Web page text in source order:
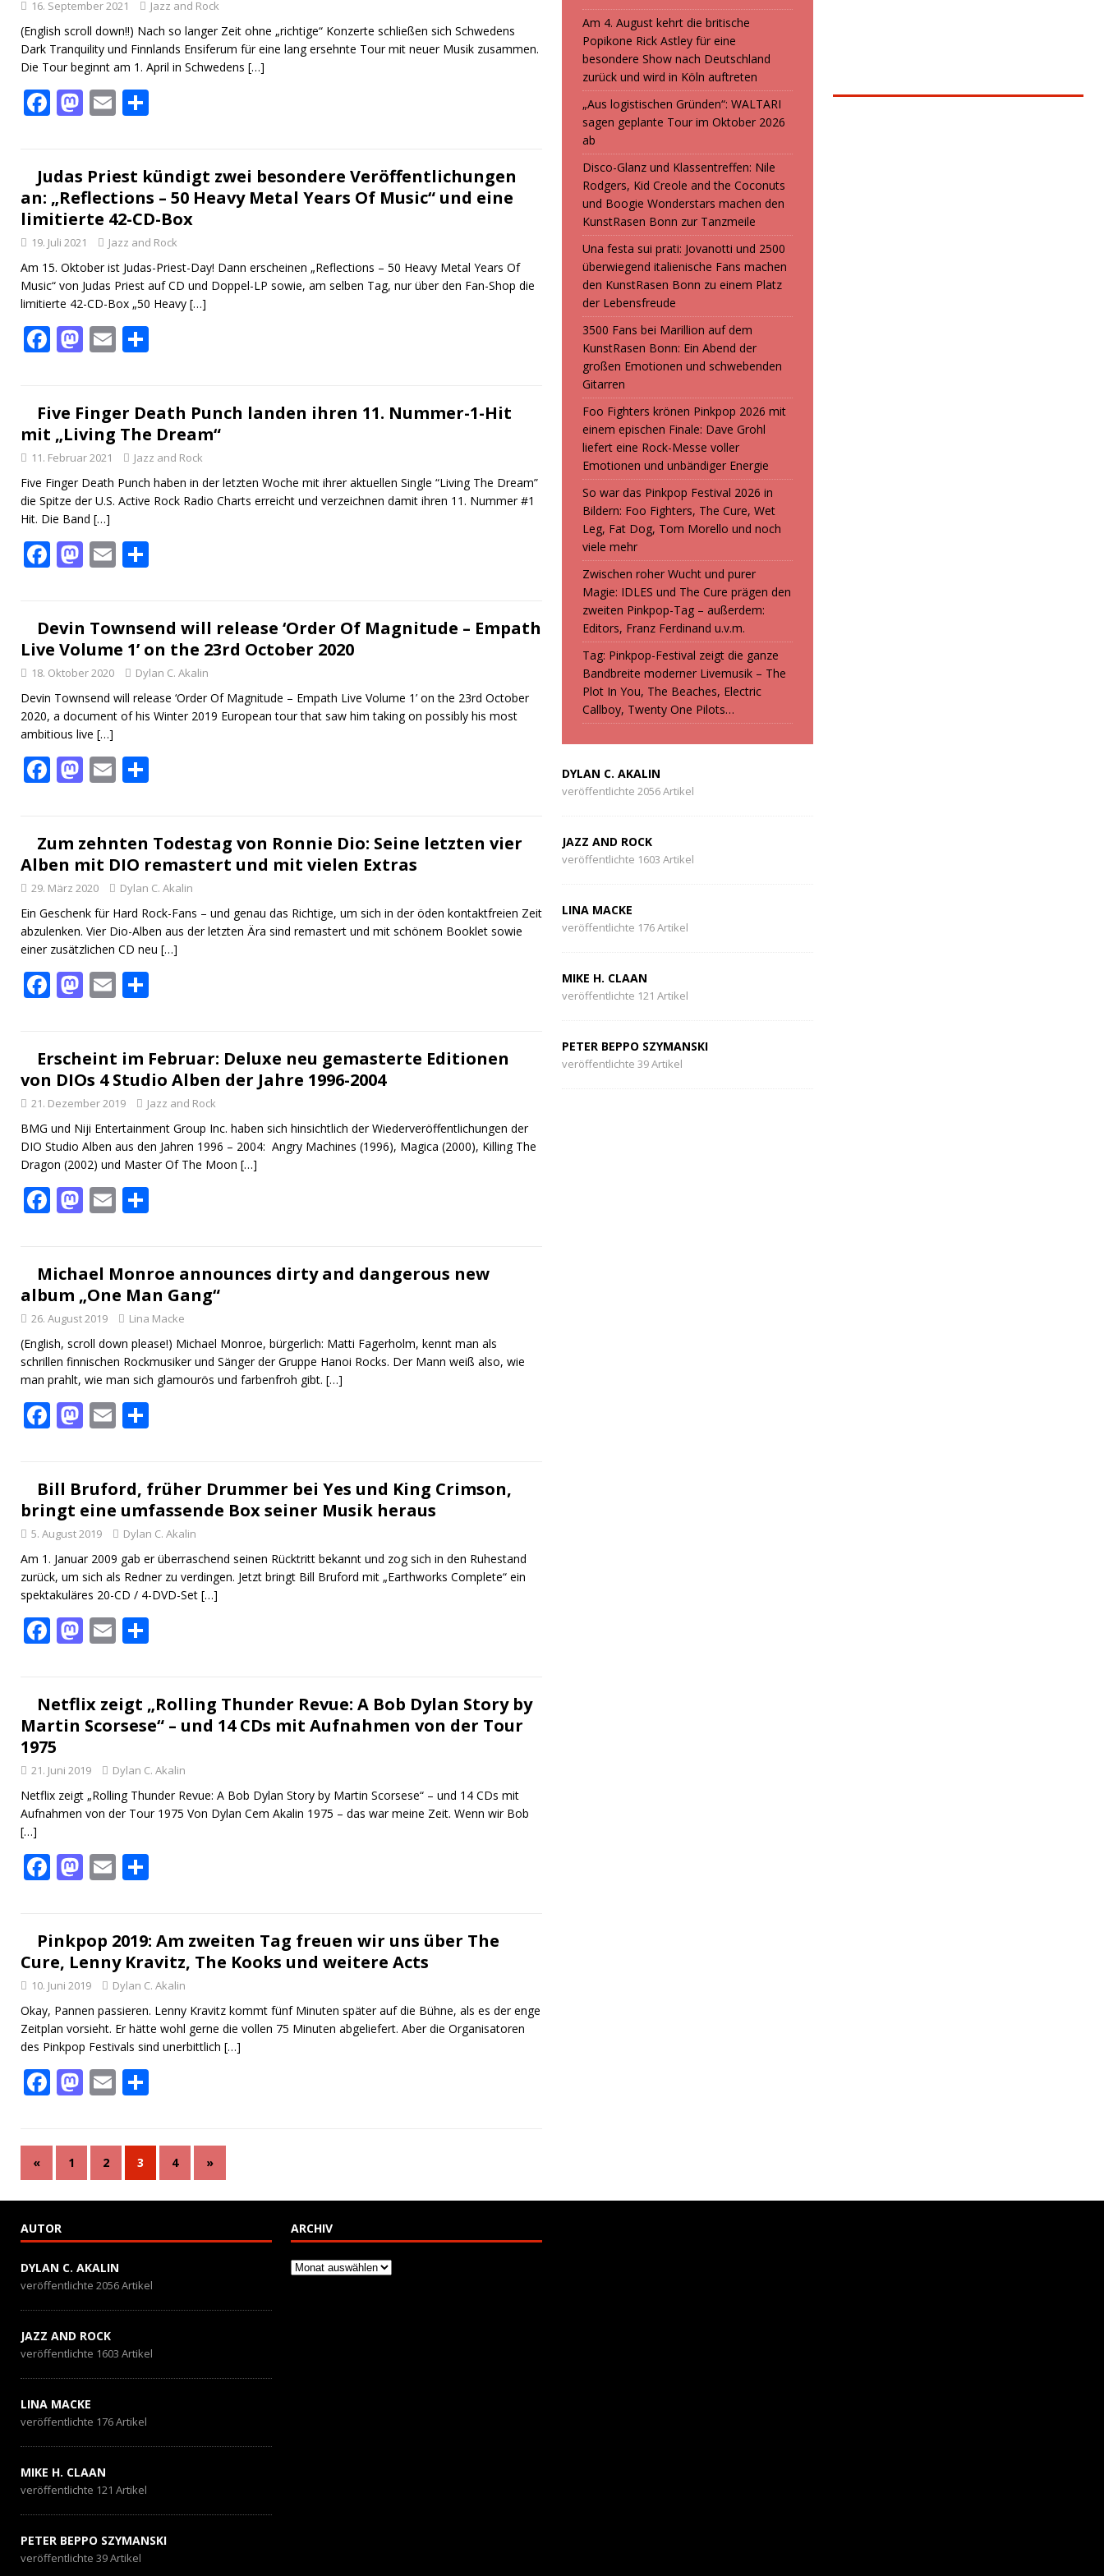
16. September 2021 Jazz and Rock
(English scroll down!!) Nach so langer Zeit ohne „richtige“ Konzerte schließen sich Schwedens
Dark Tranquility und Finnlands Ensiferum für eine lang ersehnte Tour mit neuer Musik zusammen.
Die Tour beginnt am 1. April in Schwedens […]
F
b
o
o
k
M
d
o
n
E
l n
Judas Priest kündigt zwei besondere Veröffentlichungen
an: „Reflections – 50 Heavy Metal Years Of Music“ und eine
limitierte 42-CD-Box
19. Juli 2021 Jazz and Rock
Am 15. Oktober ist Judas-Priest-Day! Dann erscheinen „Reflections – 50 Heavy Metal Years Of
Music“ von Judas Priest auf CD und Doppel-LP sowie, am selben Tag, nur über den Fan-Shop die
limitierte 42-CD-Box „50 Heavy […]
F
b
o
o
k
M
d
o
n
E
l n
Five Finger Death Punch landen ihren 11. Nummer-1-Hit
mit „Living The Dream“
11. Februar 2021 Jazz and Rock
Five Finger Death Punch haben in der letzten Woche mit ihrer aktuellen Single “Living The Dream”
die Spitze der U.S. Active Rock Radio Charts erreicht und verzeichnen damit ihren 11. Nummer #1
Hit. Die Band […]
F
b
o
o
k
M
d
o
n
E
l n
Devin Townsend will release ‘Order Of Magnitude – Empath
Live Volume 1’ on the 23rd October 2020
18. Oktober 2020 Dylan C. Akalin
Devin Townsend will release ‘Order Of Magnitude – Empath Live Volume 1’ on the 23rd October
2020, a document of his Winter 2019 European tour that saw him taking on possibly his most
ambitious live […]
F
b
o
o
k
M
d
o
n
E
l n
Zum zehnten Todestag von Ronnie Dio: Seine letzten vier
Alben mit DIO remastert und mit vielen Extras
29. März 2020 Dylan C. Akalin
Ein Geschenk für Hard Rock-Fans – und genau das Richtige, um sich in der öden kontaktfreien Zeit
abzulenken. Vier Dio-Alben aus der letzten Ära sind remastert und mit schönem Booklet sowie
einer zusätzlichen CD neu […]
F
b
o
o
k
M
d
o
n
E
l n
Erscheint im Februar: Deluxe neu gemasterte Editionen
von DIOs 4 Studio Alben der Jahre 1996-2004
21. Dezember 2019 Jazz and Rock
BMG und Niji Entertainment Group Inc. haben sich hinsichtlich der Wiederveröffentlichungen der
DIO Studio Alben aus den Jahren 1996 – 2004: Angry Machines (1996), Magica (2000), Killing The
Dragon (2002) und Master Of The Moon […]
F
b
o
o
k
M
d
o
n
E
l n
Michael Monroe announces dirty and dangerous new
album „One Man Gang“
26. August 2019 Lina Macke
(English, scroll down please!) Michael Monroe, bürgerlich: Matti Fagerholm, kennt man als
schrillen finnischen Rockmusiker und Sänger der Gruppe Hanoi Rocks. Der Mann weiß also, wie
man prahlt, wie man sich glamourös und farbenfroh gibt. […]
F
b
o
o
k
M
d
o
n
E
l n
Bill Bruford, früher Drummer bei Yes und King Crimson,
bringt eine umfassende Box seiner Musik heraus
5. August 2019 Dylan C. Akalin
Am 1. Januar 2009 gab er überraschend seinen Rücktritt bekannt und zog sich in den Ruhestand
zurück, um sich als Redner zu verdingen. Jetzt bringt Bill Bruford mit „Earthworks Complete“ ein
spektakuläres 20-CD / 4-DVD-Set […]
F
b
o
o
k
M
d
o
n
E
l n
Netflix zeigt „Rolling Thunder Revue: A Bob Dylan Story by
Martin Scorsese“ – und 14 CDs mit Aufnahmen von der Tour
1975
21. Juni 2019 Dylan C. Akalin
Netflix zeigt „Rolling Thunder Revue: A Bob Dylan Story by Martin Scorsese“ – und 14 CDs mit
Aufnahmen von der Tour 1975 Von Dylan Cem Akalin 1975 – das war meine Zeit. Wenn wir Bob
[…]
F
b
o
o
k
M
d
o
n
E
l n
Pinkpop 2019: Am zweiten Tag freuen wir uns über The
Cure, Lenny Kravitz, The Kooks und weitere Acts
10. Juni 2019 Dylan C. Akalin
Okay, Pannen passieren. Lenny Kravitz kommt fünf Minuten später auf die Bühne, als es der enge
Zeitplan vorsieht. Er hätte wohl gerne die vollen 75 Minuten abgeliefert. Aber die Organisatoren
des Pinkpop Festivals sind unerbittlich […]
F
o
k
M
o
E
« 1 2 3 4 »
Am 4. August kehrt die britische
Popikone Rick Astley für eine
besondere Show nach Deutschland
zurück und wird in Köln auftreten
„Aus logistischen Gründen“: WALTARI
sagen geplante Tour im Oktober 2026
ab
Disco-Glanz und Klassentreffen: Nile
Rodgers, Kid Creole and the Coconuts
und Boogie Wonderstars machen den
KunstRasen Bonn zur Tanzmeile
Una festa sui prati: Jovanotti und 2500
überwiegend italienische Fans machen
den KunstRasen Bonn zu einem Platz
der Lebensfreude
3500 Fans bei Marillion auf dem
KunstRasen Bonn: Ein Abend der
großen Emotionen und schwebenden
Gitarren
Foo Fighters krönen Pinkpop 2026 mit
einem epischen Finale: Dave Grohl
liefert eine Rock-Messe voller
Emotionen und unbändiger Energie
So war das Pinkpop Festival 2026 in
Bildern: Foo Fighters, The Cure, Wet
Leg, Fat Dog, Tom Morello und noch
viele mehr
Zwischen roher Wucht und purer
Magie: IDLES und The Cure prägen den
zweiten Pinkpop-Tag – außerdem:
Editors, Franz Ferdinand u.v.m.
Tag: Pinkpop-Festival zeigt die ganze
Bandbreite moderner Livemusik – The
Plot In You, The Beaches, Electric
Callboy, Twenty One Pilots…
DYLAN C. AKALIN
veröffentlichte 2056 Artikel
JAZZ AND ROCK
veröffentlichte 1603 Artikel
LINA MACKE
veröffentlichte 176 Artikel
MIKE H. CLAAN
veröffentlichte 121 Artikel
PETER BEPPO SZYMANSKI
veröffentlichte 39 Artikel
AUTOR
DYLAN C. AKALIN
veröffentlichte 2056 Artikel
JAZZ AND ROCK
veröffentlichte 1603 Artikel
LINA MACKE
veröffentlichte 176 Artikel
MIKE H. CLAAN
veröffentlichte 121 Artikel
PETER BEPPO SZYMANSKI
veröffentlichte 39 Artikel
ARCHIV
Archiv